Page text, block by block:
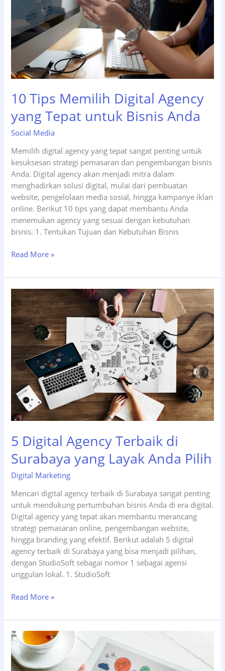
UMKM
Lebih
Cepat
Dapat
Pelanggan
10 Tips Memilih Digital Agency
yang Tepat untuk Bisnis Anda
Social Media
Memilih digital agency yang tepat sangat penting untuk
kesuksesan strategi pemasaran dan pengembangan bisnis
Anda. Digital agency akan menjadi mitra dalam
menghadirkan solusi digital, mulai dari pembuatan
website, pengelolaan media sosial, hingga kampanye iklan
online. Berikut 10 tips yang dapat membantu Anda
menemukan agency yang sesuai dengan kebutuhan
bisnis. 1. Tentukan Tujuan dan Kebutuhan Bisnis
10
Memilih
Digital
Agency
yang
Tepat
untuk
Bisnis
Anda
Read More »
5 Digital Agency Terbaik di
Surabaya yang Layak Anda Pilih
Digital Marketing
Mencari digital agency terbaik di Surabaya sangat penting
untuk mendukung pertumbuhan bisnis Anda di era digital.
Digital agency yang tepat akan membantu merancang
strategi pemasaran online, pengembangan website,
hingga branding yang efektif. Berikut adalah 5 digital
agency terbaik di Surabaya yang bisa menjadi pilihan,
dengan StudioSoft sebagai nomor 1 sebagai agensi
unggulan lokal. 1. StudioSoft
5
Agency
Terbaik
di
Surabaya
yang
Read More »